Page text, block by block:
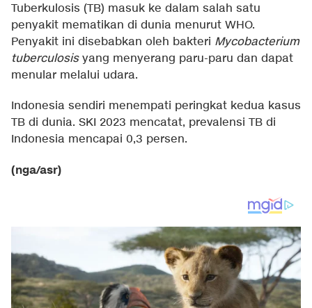
Tuberkulosis (TB) masuk ke dalam salah satu
penyakit mematikan di dunia menurut WHO.
Penyakit ini disebabkan oleh bakteri Mycobacterium
tuberculosisyang menyerang paru-paru dan dapat
menular melalui udara.
Indonesia sendiri menempati peringkat kedua kasus
TB di dunia. SKI 2023 mencatat, prevalensi TB di
Indonesia mencapai 0,3 persen.
(nga/asr)